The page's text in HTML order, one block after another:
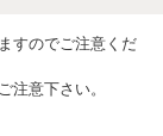
すのでご注意くだ
注意下さい。